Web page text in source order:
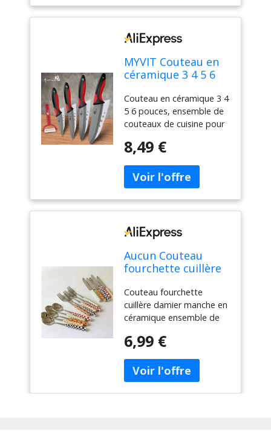
MYVIT Couteau en
céramique 3 4 5 6
de couteaux de
cuisine pour Chef,
lame noire en
zircone, pour
légumes et fruits,
outil de cuisine
Couteau en céramique 3 4
5 6 pouces, ensemble de
couteaux de cuisine pour
zircone, pour légumes et
8,49 €
Aucun Couteau
fourchette cuillère
céramique
ensemble de
couverts vaisselle
fourchette à
Dessert couteau
cuillère 3
pièces/ensemble
Couteau fourchette
cuillère damier manche en
céramique ensemble de
occidentale fourchette à
pièces/ensemble
6,99 €